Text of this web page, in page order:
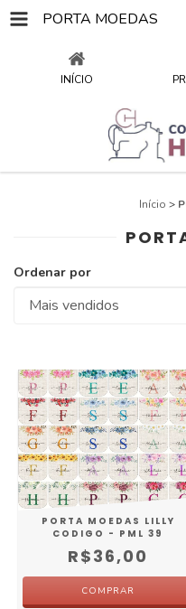
PORTA MOEDAS
INÍCIO
Início >
Ordenar por
PORTA MOEDAS LILLY
CODIGO - PML 39
R$36,00